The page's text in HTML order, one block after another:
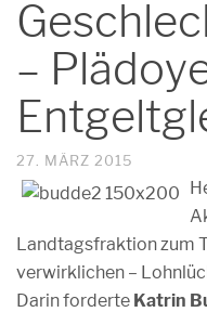
–
27. MÄRZ 2015
Landtagsfraktion zum
verwirklichen –
Darin forderte Katrin